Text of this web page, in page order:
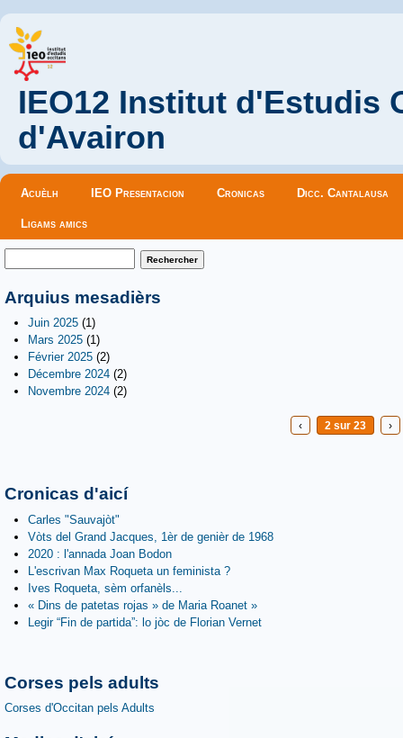
IEO12 Institut d'Estudis
d'Avairon
Menu principal
Acuèlh IEO Presentacion Cronicas Dicc. Cantalausa
Ligams amics
Formulaire de recherche
Arquius mesadièrs
Juin 2025 (1)
Mars 2025 (1)
Février 2025 (2)
Décembre 2024 (2)
Novembre 2024 (2)
‹ 2 sur 23 ›
Cronicas d'aicí
Carles "Sauvajòt"
Vòts del Grand Jacques, 1èr de genièr de 1968
2020 : l'annada Joan Bodon
L'escrivan Max Roqueta un feminista ?
Ives Roqueta, sèm orfanèls...
« Dins de patetas rojas » de Maria Roanet »
Legir “Fin de partida”: lo jòc de Florian Vernet
Corses pels adults
Corses d'Occitan pels Adults